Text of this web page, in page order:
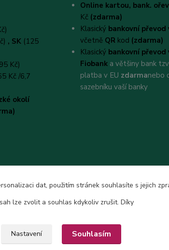
, SK (125
Kč)
Kč /6,7
okolí
Online kartou, bank.
Kč (zdarma)
Klasický bankovní převod
včetně QR kod (zdarma)
Klasický bankovní převod
Fiobank a většiny bank
platba v EU zdarmanebo
sazebníku vaší banky
Upravit sběr cookies.
dat, použitím stránek souhlasíte s jejich
lze zvolit a souhlas kdykoliv zrušit. Díky
Nastavení Souhlasím